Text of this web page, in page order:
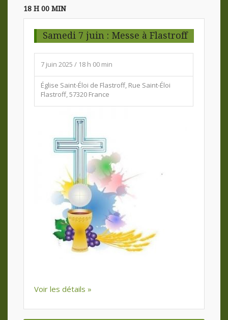
18 H 00 MIN
Samedi 7 juin : Messe à Flastroff
7 juin 2025 / 18 h 00 min
Église Saint-Éloi de Flastroff, Rue Saint-Éloi
Flastroff,57320 France
Voir les détails »